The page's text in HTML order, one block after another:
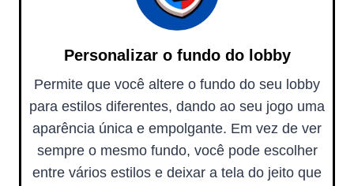
Personalizar o fundo do lobby
Permite que você altere o fundo do seu lobby
para estilos diferentes, dando ao seu jogo uma
aparência única e empolgante. Em vez de ver
sempre o mesmo fundo, você pode escolher
entre vários estilos e deixar a tela do jeito que